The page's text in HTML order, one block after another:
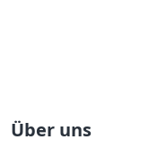
Über uns